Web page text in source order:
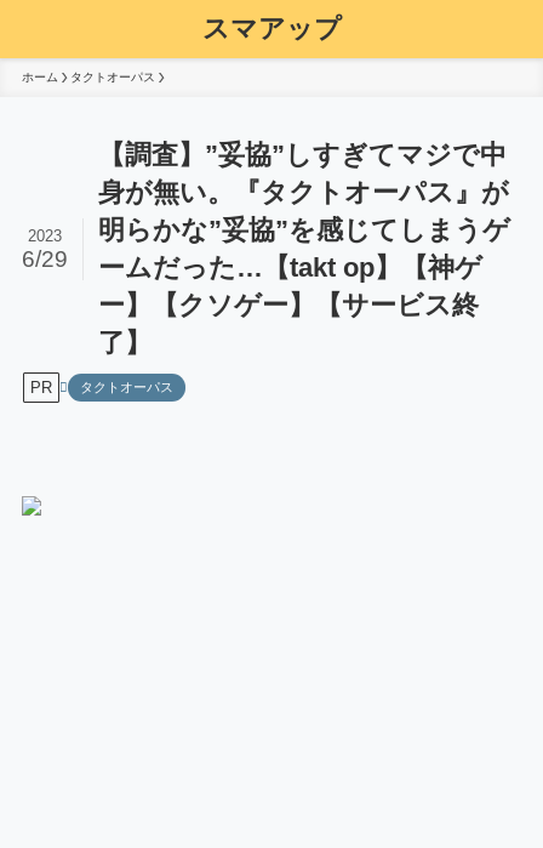
スマアップ
ホーム タクトオーパス
【調査】”妥協”しすぎてマジで中
身が無い。『タクトオーパス』が
明らかな”妥協”を感じてしまうゲ
ームだった…【takt op】【神ゲ
ー】【クソゲー】【サービス終
了】
2023
6/29
PR タクトオーパス